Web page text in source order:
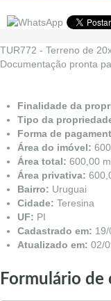
TUR772 - Terreno de
Documentação pronta
Finalidade da
Tipo da
Forma de
Área do imóvel:
Área total: 600,00
Área privativa:
Bairro: Uruguai
Cidade: Teresina
UF: PI
Cadastrado em:
Atualizado em: 02/
Formulário de